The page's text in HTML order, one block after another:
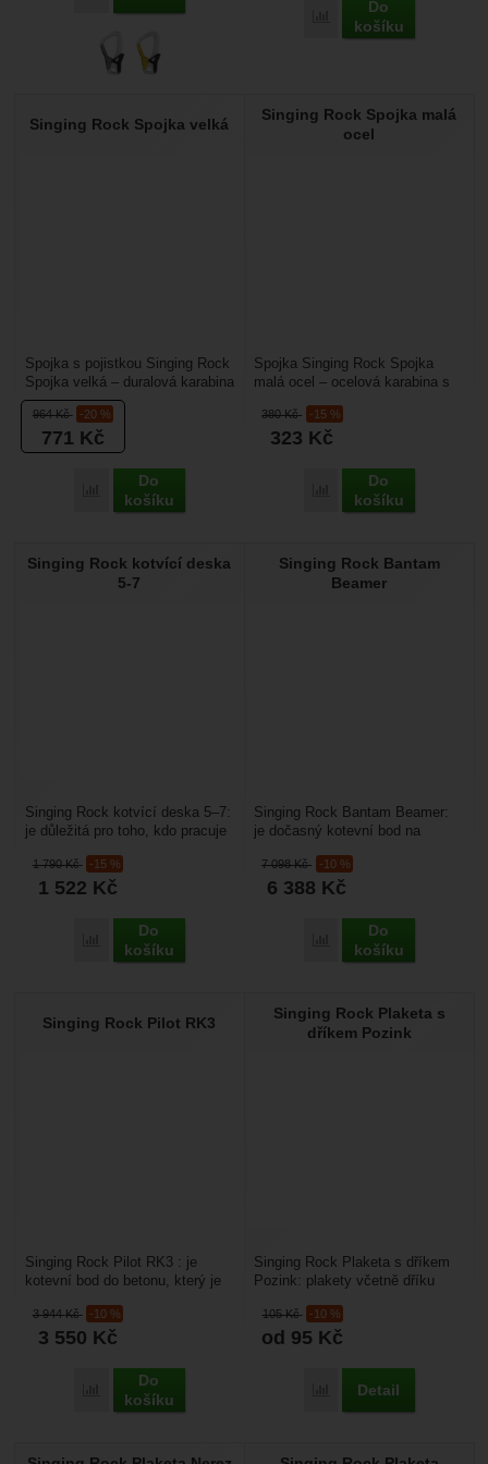
Přidat 'Singing Rock
Do
košíku
Singing Rock Spojka velká
964Kč -20 %
771 Kč
Přidat 'Singing Rock Spojka velká' k porovnání
Do
košíku
Spojka s pojistkou Singing Rock
Spojka velká – duralová karabina
s automatickou pojistkou určená
pro...
Singing Rock Spojka malá
ocel
380Kč -15 %
323 Kč
Přidat 'Singing Rock
Do
košíku
Spojka Singing Rock Spojka
malá ocel – ocelová karabina s
dvojitou automatickou...
Singing Rock kotvící deska
5-7
1 790Kč -15 %
1 522 Kč
Přidat 'Singing Rock kotvící deska 5-7' k porovnání
Do
košíku
Singing Rock kotvící deska 5–7:
je důležitá pro toho, kdo pracuje
karabin...
Singing Rock Bantam
Beamer
7 098Kč -10 %
6 388 Kč
Přidat 'Singing Rock
Do
košíku
Singing Rock Bantam Beamer:
je dočasný kotevní bod na
umožňují snadnou
manipulacilehké,...
Singing Rock Pilot RK3
3 944Kč -10 %
3 550 Kč
Přidat 'Singing Rock Pilot RK3' k porovnání
Do
košíku
Singing Rock Pilot RK3 : je
kotevní bod do betonu, který je
instalovat a...
Singing Rock Plaketa s
dříkem Pozink
105Kč -10 %
od 95 Kč
Přidat 'Singing Rock
Detail
Singing Rock Plaketa s dříkem
Pozink: plakety včetně dříku
o průměru...